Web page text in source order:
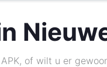
of wilt u er